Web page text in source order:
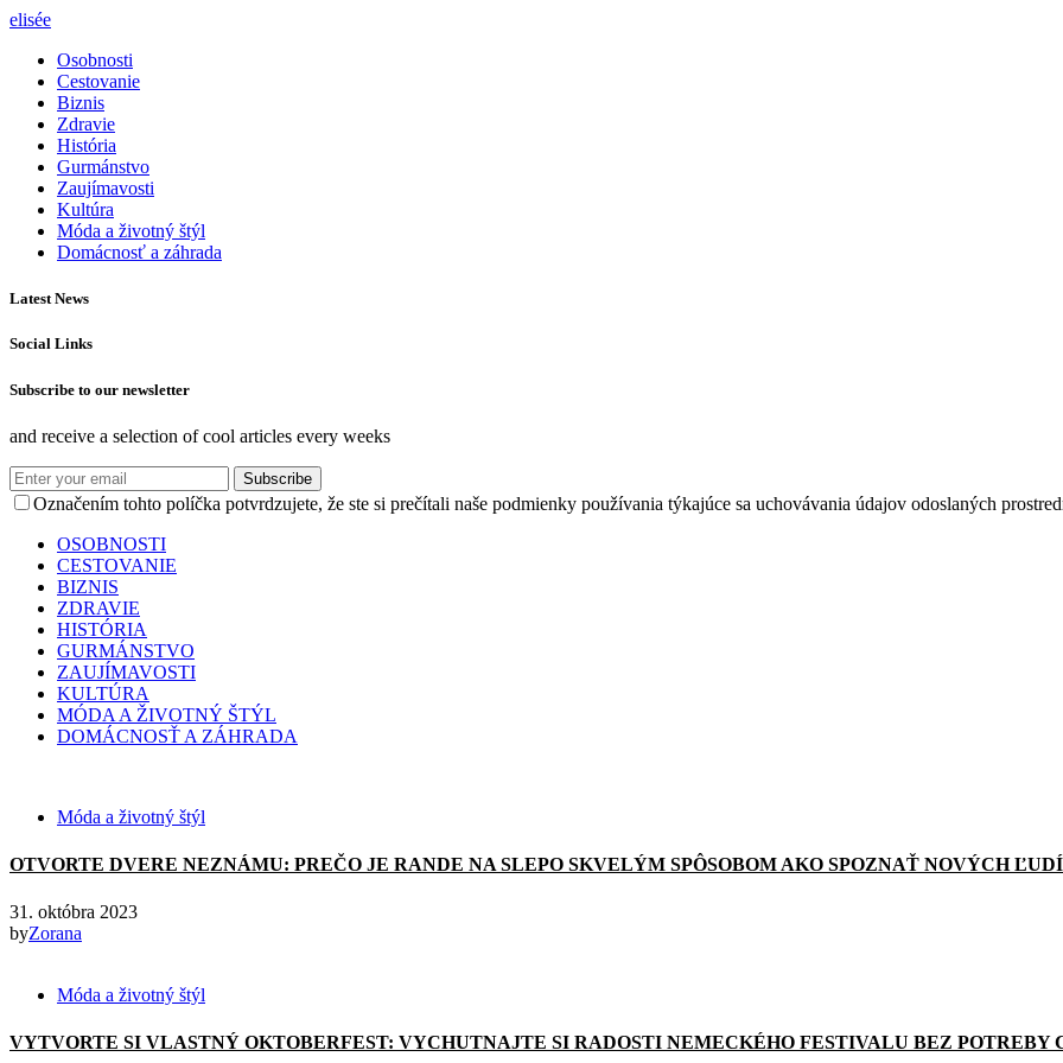
elisée
Osobnosti
Cestovanie
Biznis
Zdravie
História
Gurmánstvo
Zaujímavosti
Kultúra
Móda a životný štýl
Domácnosť a záhrada
Latest News
Social Links
Subscribe to our newsletter
and receive a selection of cool articles every weeks
Subscribe
Označením tohto políčka potvrdzujete, že ste si prečítali naše podmienky používania týkajúce sa uchovávania údajov odoslaných
OSOBNOSTI
CESTOVANIE
BIZNIS
ZDRAVIE
HISTÓRIA
GURMÁNSTVO
ZAUJÍMAVOSTI
KULTÚRA
MÓDA A ŽIVOTNÝ ŠTÝL
DOMÁCNOSŤ A ZÁHRADA
Móda a životný štýl
OTVORTE DVERE NEZNÁMU: PREČO JE RANDE NA SLEPO SKVELÝM SPÔSOBOM AKO SPOZNAŤ NOVÝCH
31. októbra 2023
byZorana
Móda a životný štýl
VYTVORTE SI VLASTNÝ OKTOBERFEST: VYCHUTNAJTE SI RADOSTI NEMECKÉHO FESTIVALU BEZ POTREBY